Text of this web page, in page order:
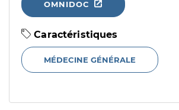
OMNIDOC
Caractéristiques
MÉDECINE GÉNÉRALE